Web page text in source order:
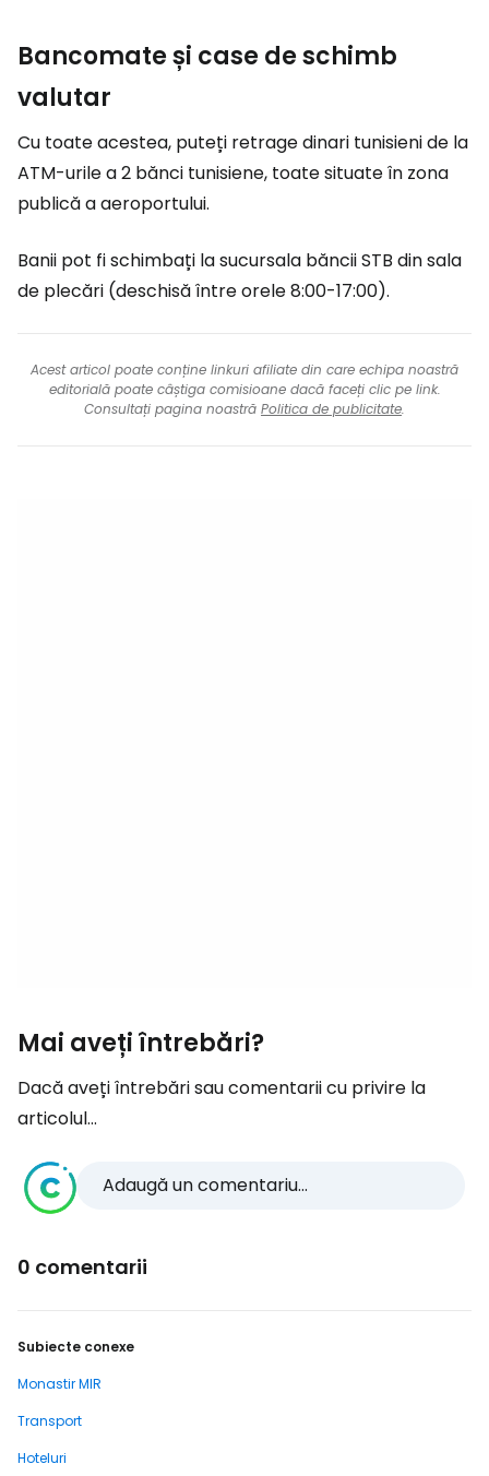
Bancomate și case de schimb
valutar
Cu toate acestea, puteți retrage dinari tunisieni de la
ATM-urile a 2 bănci tunisiene, toate situate în zona
publică a aeroportului.
Banii pot fi schimbați la sucursala băncii STB din sala
de plecări (deschisă între orele 8:00-17:00).
Acest articol poate conține linkuri afiliate din care echipa noastră
editorială poate câștiga comisioane dacă faceți clic pe link.
Consultați pagina noastră Politica de publicitate.
Mai aveți întrebări?
Dacă aveți întrebări sau comentarii cu privire la
articolul...
Adaugă un comentariu...
0 comentarii
Subiecte conexe
Monastir MIR
Transport
Hoteluri